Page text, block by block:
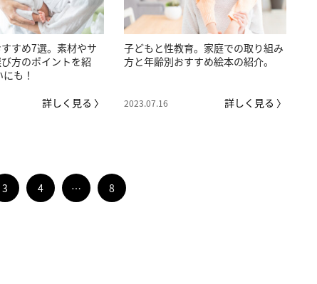
すめ7選。素材やサ
方のポイントを紹
も！
詳しく見る 〉
子どもと性教育。家庭での取り組み
方と年齢別おすすめ絵本の紹介。
2023.07.16 詳しく見る 〉
3 4 … 8